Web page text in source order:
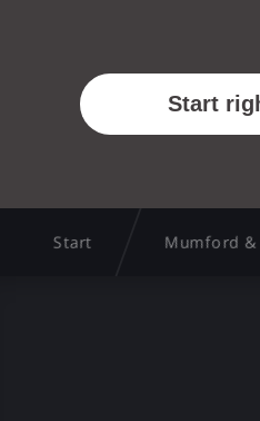
Start Mumford &